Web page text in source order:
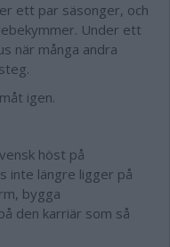
ett par säsonger, och
Under ett
när många andra
igen.
höst på
inte längre ligger på
bygga
den karriär som så